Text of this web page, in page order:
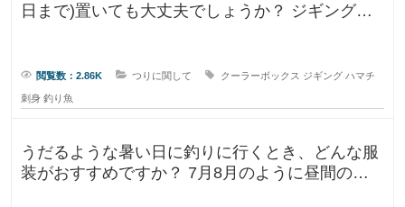
日まで)置いても大丈夫でしょうか？ ジギングに
閲覧数：2.86K つりに関して クーラーボックス ジギング ハマチ
刺身 釣り魚
うだるような暑い日に釣りに行くとき、どんな服
装がおすすめですか？ 7月8月のように昼間の気